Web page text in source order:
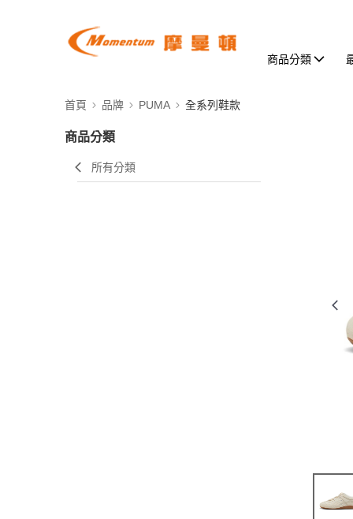
商品分類
首頁 品牌 PUMA 全系列鞋款
商品分類
所有分類